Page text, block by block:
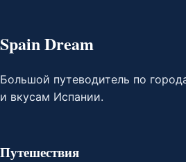
Spain Dream
Большой путеводитель по
и вкусам Испании.
Путешествия